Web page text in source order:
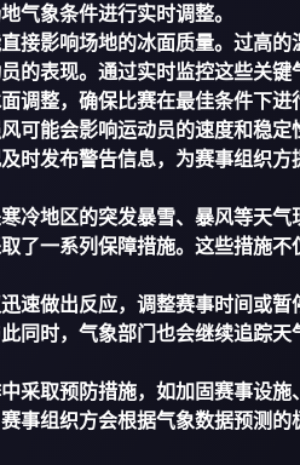
气象条件进行实时调整。
接影响场地的冰面质量。过高
的表现。通过实时监控这些关
调整，确保比赛在最佳条件下进
能会影响运动员的速度和稳定
时发布警告信息，为赛事组织方
冷地区的突发暴雪、暴风等天
了一系列保障措施。这些措施
做出反应，调整赛事时间或暂
时，气象部门也会继续追踪天
采取预防措施，如加固赛事设
事组织方会根据气象数据预测